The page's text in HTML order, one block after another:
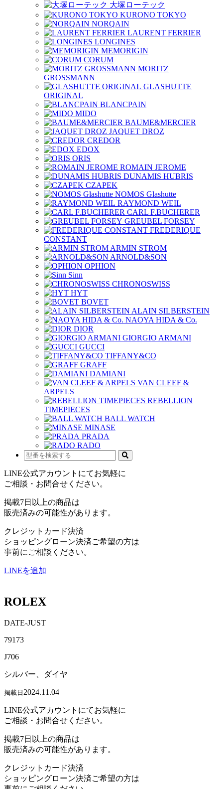
大塚ローテック
KURONO TOKYO
NORQAIN
LAURENT FERRIER
LONGINES
MEMORIGIN
CORUM
MORITZ
GROSSMANN
GLASHUTTE
ORIGINAL
BLANCPAIN
MIDO
BAUME&MERCIER
JAQUET DROZ
CREDOR
EDOX
ORIS
ROMAIN JEROME
DUNAMIS HUBRIS
CZAPEK
NOMOS Glashutte
RAYMOND WEIL
CARL F.BUCHERER
GREUBEL FORSEY
FREDERIQUE
CONSTANT
ARMIN STROM
ARNOLD&SON
OPHION
Sinn
CHRONOSWISS
HYT
BOVET
ALAIN SILBERSTEIN
NAOYA HIDA & Co.
DIOR
GIORGIO ARMANI
GUCCI
TIFFANY&CO
GRAFF
DAMIANI
VAN CLEEF &
ARPELS
REBELLION
TIMEPIECES
BALL WATCH
MINASE
PRADA
RADO
LINE公式アカウントにてお気軽に
ご相談・お問合せください。
掲載7日以上の商品は
販売済みの可能性があります。
クレジットカード決済
ショッピングローン決済ご希望の方は
事前にご相談ください。
LINEを追加
ROLEX
DATE-JUST
79173
J706
シルバー、ダイヤ
掲載日 2024.11.04
LINE公式アカウントにてお気軽に
ご相談・お問合せください。
掲載7日以上の商品は
販売済みの可能性があります。
クレジットカード決済
ショッピングローン決済ご希望の方は